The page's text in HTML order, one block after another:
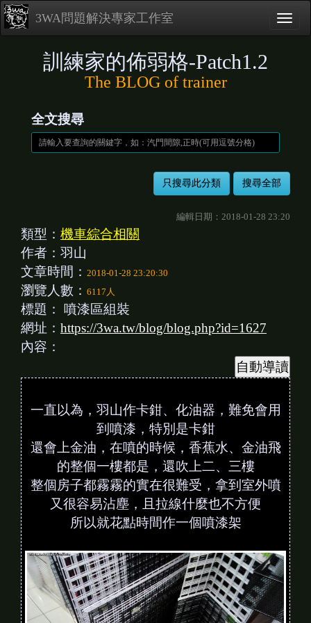
3WA問題解決專家工作室
訓練家的佈弱格-Patch1.2
The BLOG of trainer
全文搜尋
編輯日期：2018-01-28 23:20
類型： 機車綜合相關
作者：羽山
文章時間： 2018-01-28 23:20:30
瀏覽人數： 6117人
標題： 噴漆區組裝
網址： https://3wa.tw/blog/blog.php?id=1627
內容：
一直以為，羽山作卡鉗、化油器，難免會用
到噴漆，特別是卡鉗
還會上金油，在噴的時候，香蕉水、金油飛
的整個一樓都是，還吹上二、三樓
整個房子都霧霧的實在很難受，拿到室外噴
又很容易沾塵，且拉線什麼也不方便
所以就花點時間作一個噴漆架